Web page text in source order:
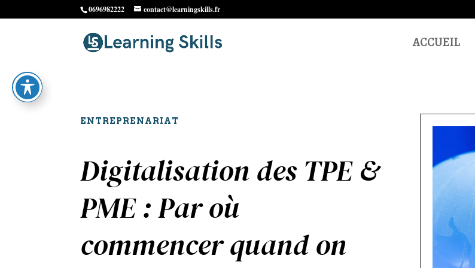
0696982222 contact@learningskills.fr
ACCUEIL
ENTREPRENARIAT
Digitalisation des TPE &
PME : Par où
commencer quand on